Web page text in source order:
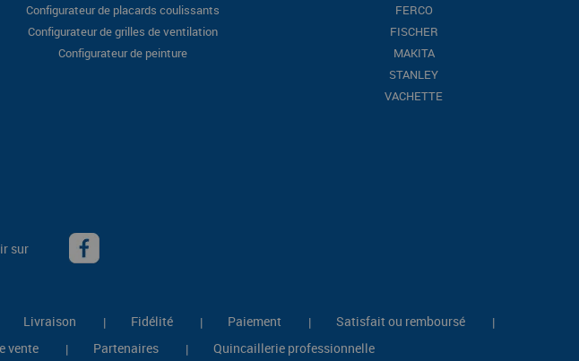
Configurateur de placards coulissants
Configurateur de grilles de ventilation
Configurateur de peinture
FERCO
FISCHER
MAKITA
STANLEY
VACHETTE
sur
Livraison | Fidélité | Paiement | Satisfait ou remboursé
|
vente | Partenaires | Quincaillerie professionnelle